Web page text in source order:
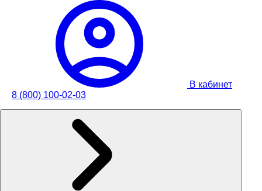
В кабинет
8 (800) 100-02-03